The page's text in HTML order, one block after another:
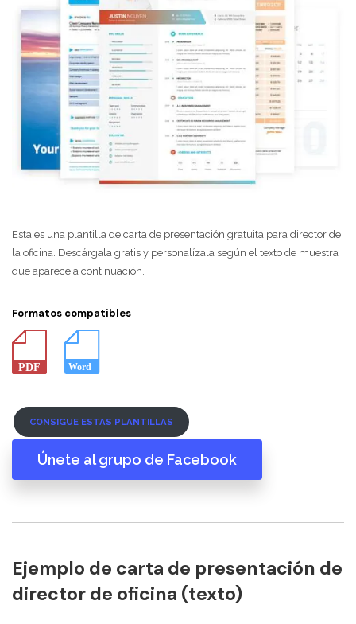
Esta es una plantilla de carta de presentación gratuita para director de
la oficina. Descárgala gratis y personalízala según el texto de muestra
que aparece a continuación.
Formatos compatibles
CONSIGUE ESTAS PLANTILLAS
Únete al grupo de Facebook
Ejemplo de carta de presentación de
director de oficina (texto)